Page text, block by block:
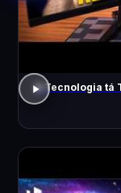
A Tecnologia tá